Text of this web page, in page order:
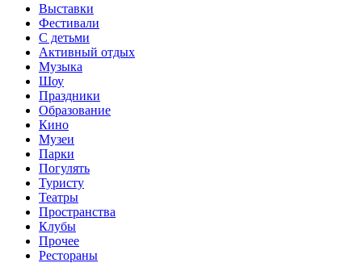
Выставки
Фестивали
С детьми
Активный отдых
Музыка
Шоу
Праздники
Образование
Кино
Музеи
Парки
Погулять
Туристу
Театры
Пространства
Клубы
Прочее
Рестораны